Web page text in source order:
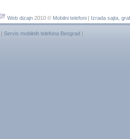
Web dizajn 2010 © Mobilni telefoni | Izrada sajta
| Servis mobilnih telefona Beograd |